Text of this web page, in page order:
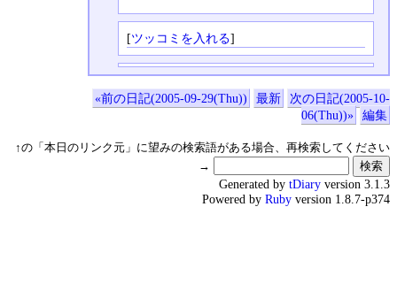
[ツッコミを入れる]
«前の日記(2005-09-29(Thu)) 最新
次の日記(2005-10-
06(Thu))»
編集
↑の「本日のリンク元」に望みの検索語がある場合、再検索してください
→
Generated by tDiary version 3.1.3
Powered by Ruby version 1.8.7-p374